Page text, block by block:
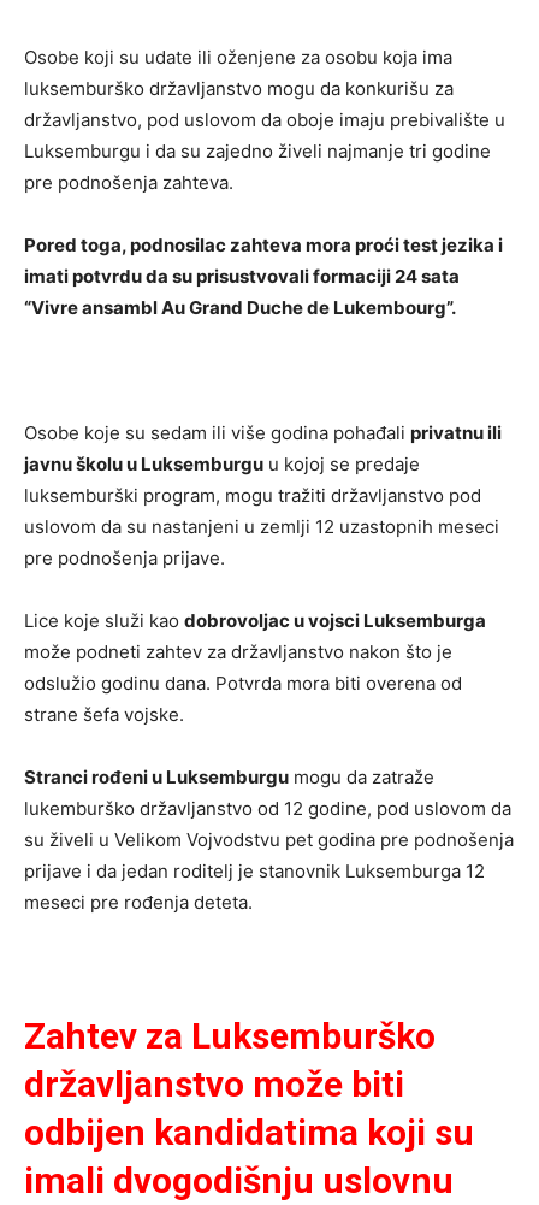
Osobe koji su udate ili oženjene za osobu koja ima
luksemburško državljanstvo mogu da konkurišu za
državljanstvo, pod uslovom da oboje imaju prebivalište u
Luksemburgu i da su zajedno živeli najmanje tri godine
pre podnošenja zahteva.
Pored toga, podnosilac zahteva mora proći test jezika i
imati potvrdu da su prisustvovali formaciji 24 sata
“Vivre ansambl Au Grand Duche de Lukembourg”.
Osobe koje su sedam ili više godina pohađali privatnu ili
javnu školu u Luksemburgu u kojoj se predaje
luksemburški program, mogu tražiti državljanstvo pod
uslovom da su nastanjeni u zemlji 12 uzastopnih meseci
pre podnošenja prijave.
Lice koje služi kao dobrovoljac u vojsci Luksemburga
može podneti zahtev za državljanstvo nakon što je
odslužio godinu dana. Potvrda mora biti overena od
strane šefa vojske.
Stranci rođeni u Luksemburgu mogu da zatraže
lukemburško državljanstvo od 12 godine, pod uslovom da
su živeli u Velikom Vojvodstvu pet godina pre podnošenja
prijave i da jedan roditelj je stanovnik Luksemburga 12
meseci pre rođenja deteta.
Zahtev za Luksemburško
državljanstvo može biti
odbijen kandidatima koji su
imali dvogodišnju uslovnu